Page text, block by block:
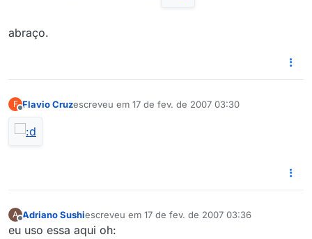
abraço.
F Flavio Cruzescreveu em 17 de fev. de 2007 03:30
última edição por
A Adriano Sushiescreveu em 17 de fev. de 2007 03:36
última edição por
eu uso essa aqui oh: